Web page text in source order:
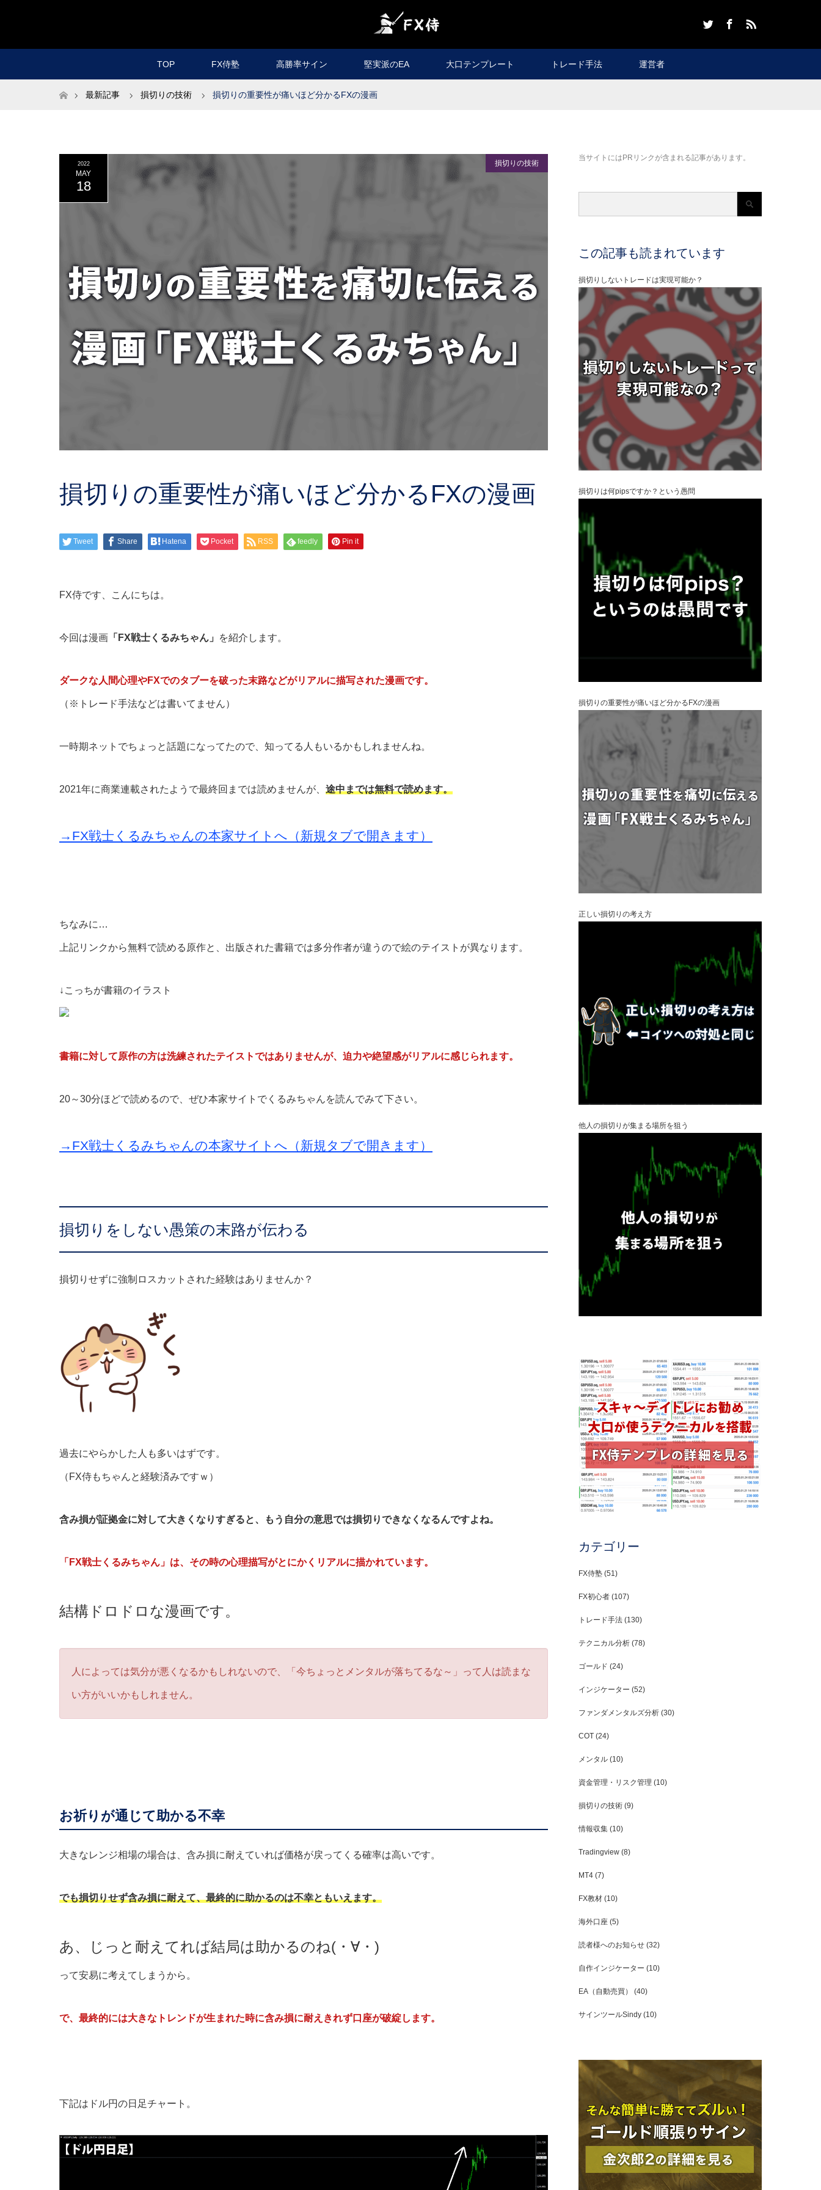
TOP FX侍塾 高勝率サイン 堅実派のEA 大口テンプレート トレード手法 運営者
ホーム最新記事 損切りの技術 損切りの重要性が痛いほど分かるFXの漫画
2022
MAY
18
損切りの技術
損切りの重要性が痛いほど分かるFXの漫画
Tweet Share Hatena Pocket RSS feedly Pin it
FX侍です、こんにちは。
今回は漫画 「FX戦士くるみちゃん」 を紹介します。
ダークな人間心理やFXでのタブーを破った末路などがリアルに描写された漫画です。
（※トレード手法などは書いてません）
一時期ネットでちょっと話題になってたので、知ってる人もいるかもしれませんね。
2021年に商業連載されたようで最終回までは読めませんが、 途中までは無料で読めます。
→FX戦士くるみちゃんの本家サイトへ（新規タブで開きます）
ちなみに…
上記リンクから無料で読める原作と、出版された書籍では多分作者が違うので絵のテイストが異なります。
↓こっちが書籍のイラスト
書籍に対して原作の方は洗練されたテイストではありませんが、迫力や絶望感がリアルに感じられます。
20～30分ほどで読めるので、ぜひ本家サイトでくるみちゃんを読んでみて下さい。
→FX戦士くるみちゃんの本家サイトへ（新規タブで開きます）
損切りをしない愚策の末路が伝わる
損切りせずに強制ロスカットされた経験はありませんか？
過去にやらかした人も多いはずです。
（FX侍もちゃんと経験済みですｗ）
含み損が証拠金に対して大きくなりすぎると、もう自分の意思では損切りできなくなるんですよね。
「FX戦士くるみちゃん」は、その時の心理描写がとにかくリアルに描かれています。
結構ドロドロな漫画です。
人によっては気分が悪くなるかもしれないので、「今ちょっとメンタルが落ちてるな～」って人は読まな
い方がいいかもしれません。
お祈りが通じて助かる不幸
大きなレンジ相場の場合は、含み損に耐えていれば価格が戻ってくる確率は高いです。
でも損切りせず含み損に耐えて、最終的に助かるのは不幸ともいえます。
あ、じっと耐えてれば結局は助かるのね(・∀・)
って安易に考えてしまうから。
で、最終的には大きなトレンドが生まれた時に含み損に耐えきれず口座が破綻します。
下記はドル円の日足チャート。
当サイトにはPRリンクが含まれる記事があります。
この記事も読まれています
損切りしないトレードは実現可能か？
損切りは何pipsですか？という愚問
損切りの重要性が痛いほど分かるFXの漫画
正しい損切りの考え方
他人の損切りが集まる場所を狙う
カテゴリー
FX侍塾 (51)
FX初心者 (107)
トレード手法 (130)
テクニカル分析 (78)
ゴールド (24)
インジケーター (52)
ファンダメンタルズ分析 (30)
COT (24)
メンタル (10)
資金管理・リスク管理 (10)
損切りの技術 (9)
情報収集 (10)
Tradingview (8)
MT4 (7)
FX教材 (10)
海外口座 (5)
読者様へのお知らせ (32)
自作インジケーター (10)
EA（自動売買） (40)
サインツールSindy (10)